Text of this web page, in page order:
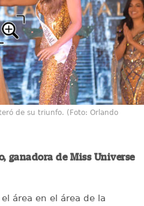
de su triunfo. (Foto: Orlando
ganadora de Miss Universe
área en el área de la